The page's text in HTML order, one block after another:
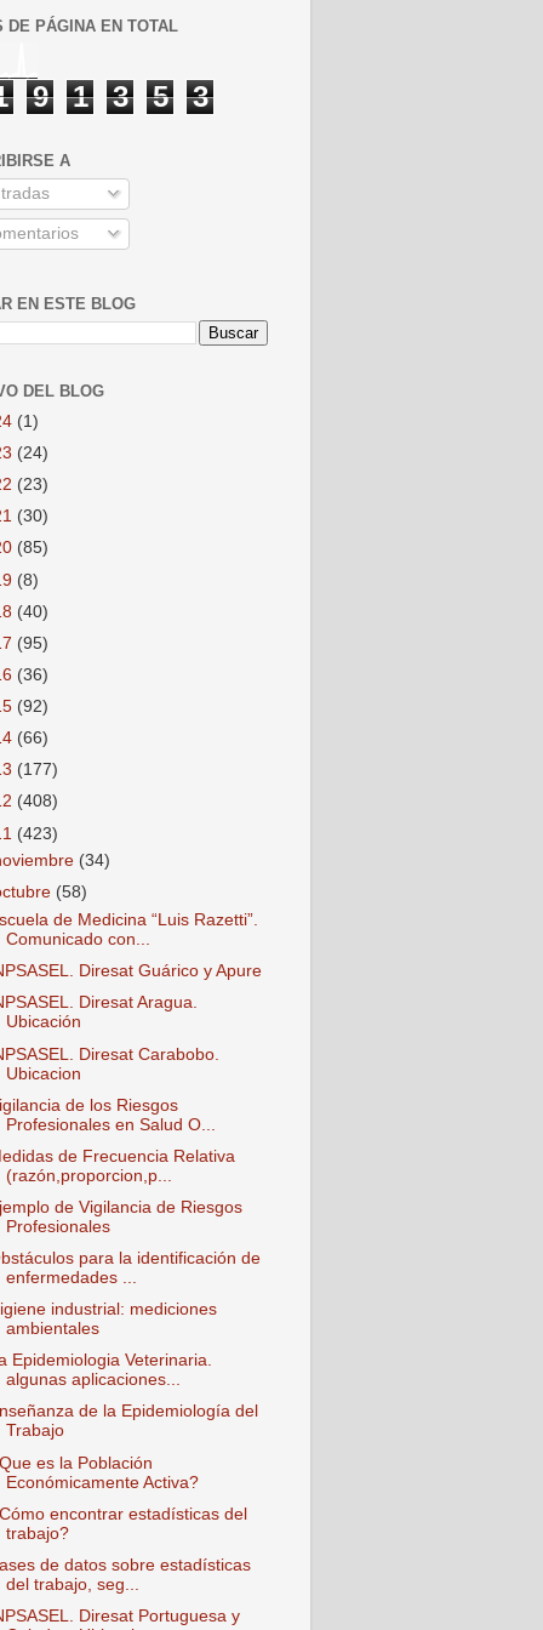
DE PÁGINA EN TOTAL
9 1 3 5 3
A
EN ESTE BLOG
DEL BLOG
(1)
(24)
(23)
(30)
(85)
(8)
(40)
(95)
(36)
(92)
(66)
(177)
(408)
(423)
(34)
(58)
de Medicina “Luis Razetti”.
Comunicado con...
Diresat Guárico y Apure
Diresat Aragua.
Ubicación
Diresat Carabobo.
Ubicacion
de los Riesgos
Profesionales en Salud O...
de Frecuencia Relativa
(razón,proporcion,p...
de Vigilancia de Riesgos
Profesionales
para la identificación de
enfermedades ...
industrial: mediciones
ambientales
Epidemiologia Veterinaria.
algunas aplicaciones...
de la Epidemiología del
Trabajo
es la Población
Económicamente Activa?
encontrar estadísticas del
trabajo?
de datos sobre estadísticas
del trabajo, seg...
Diresat Portuguesa y